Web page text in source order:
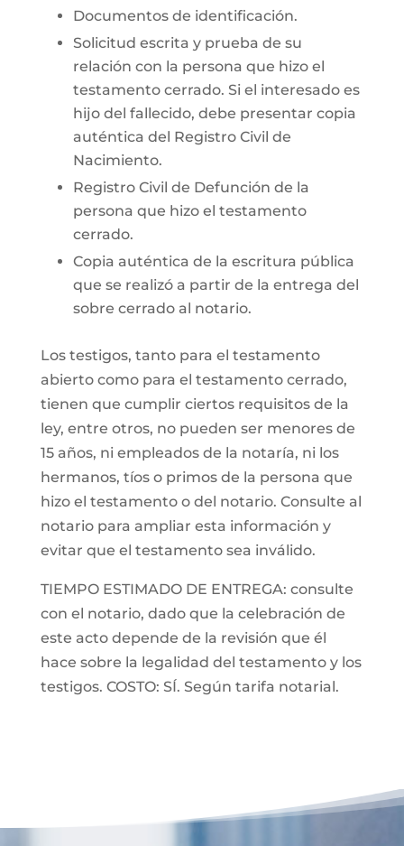
Documentos de identificación.
Solicitud escrita y prueba de su
relación con la persona que hizo el
testamento cerrado. Si el interesado es
hijo del fallecido, debe presentar copia
auténtica del Registro Civil de
Nacimiento.
Registro Civil de Defunción de la
persona que hizo el testamento
cerrado.
Copia auténtica de la escritura pública
que se realizó a partir de la entrega del
sobre cerrado al notario.
Los testigos, tanto para el testamento
abierto como para el testamento cerrado,
tienen que cumplir ciertos requisitos de la
ley, entre otros, no pueden ser menores de
15 años, ni empleados de la notaría, ni los
hermanos, tíos o primos de la persona que
hizo el testamento o del notario. Consulte al
notario para ampliar esta información y
evitar que el testamento sea inválido.
TIEMPO ESTIMADO DE ENTREGA: consulte
con el notario, dado que la celebración de
este acto depende de la revisión que él
hace sobre la legalidad del testamento y los
testigos. COSTO: SÍ. Según tarifa notarial.